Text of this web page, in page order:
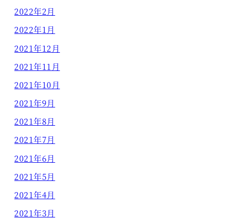
2022年2月
2022年1月
2021年12月
2021年11月
2021年10月
2021年9月
2021年8月
2021年7月
2021年6月
2021年5月
2021年4月
2021年3月